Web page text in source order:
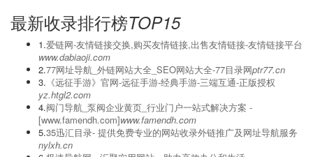
最新收录排行榜TOP15
1.爱链网-友情链接交换,购买友情链接,出售友情链接-友情链接平台
www.dabiaoji.com
2.77网址导航_外链网站大全_SEO网站大全-77目录网ptr77.cn
3. 《远征手游》官网-远征手游-经典手游-三端互通-正版授权
yz.htgl2.com
4.阀门导航_泵阀企业黄页_行业门户一站式解决方案 -
[www.famendh.com]www.famendh.com
5.‌35迅汇目录- 提供免费专业的网站收录外链推广及网址导航服务
nylxh.cn